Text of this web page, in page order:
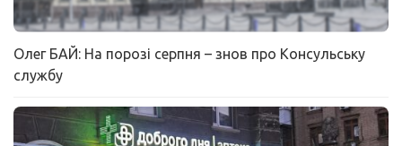
Олег БАЙ: На порозі серпня – знов про Консульську
службу